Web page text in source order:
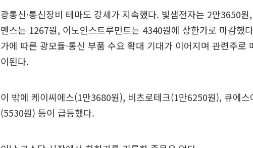
광통신·통신장비 테마도 강세가 지속했다. 빛샘전자는 2만3650
멘스는 1267원, 이노인스트루먼트는 4340원에 상한가로 마감했
가에 따른 광모듈·통신 부품 수요 확대 기대가 이어지며 관련주로
이된다.
이 밖에 케이씨에스(1만3680원), 비츠로테크(1만6250원), 큐에
(5530원) 등이 급등했다.